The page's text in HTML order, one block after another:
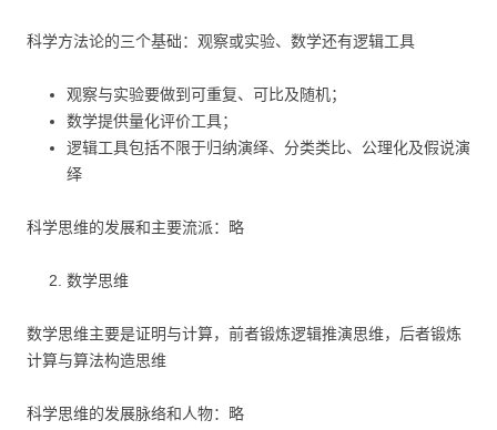
科学方法论的三个基础：观察或实验、数学还有逻辑工具
观察与实验要做到可重复、可比及随机；
数学提供量化评价工具；
逻辑工具包括不限于归纳演绎、分类类比、公理化及假说演
绎
科学思维的发展和主要流派：略
数学思维
数学思维主要是证明与计算，前者锻炼逻辑推演思维，后者锻炼
计算与算法构造思维
科学思维的发展脉络和人物：略